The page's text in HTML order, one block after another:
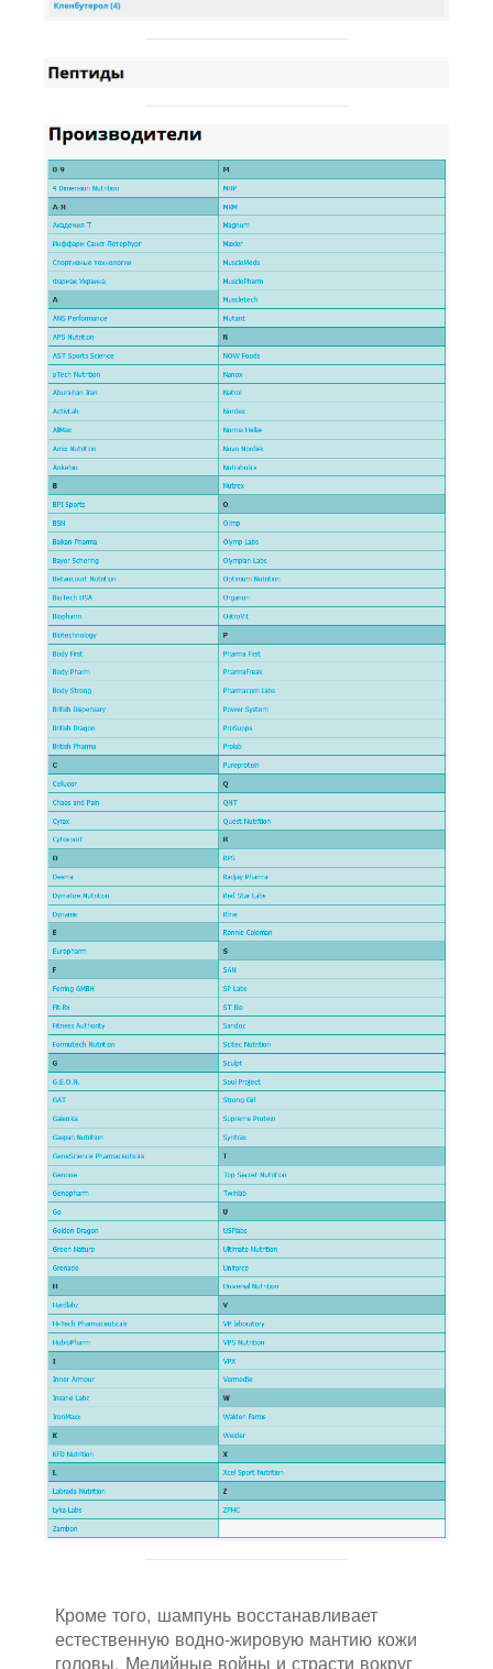
Кроме того, шампунь восстанавливает
естественную водно-жировую мантию кожи
головы. Медийные войны и страсти вокруг